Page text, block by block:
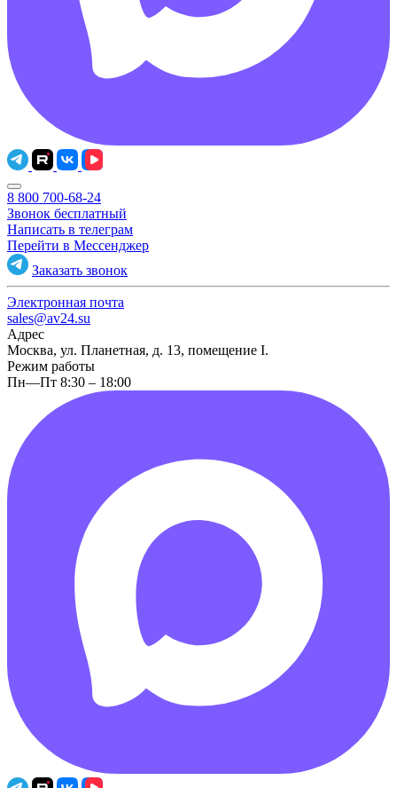
8 800 700-68-24
Звонок бесплатный
Написать в телеграм
Перейти в Мессенджер
Заказать звонок
Электронная почта
sales@av24.su
Адрес
Москва, ул. Планетная, д. 13, помещение I.
Режим работы
Пн—Пт 8:30 – 18:00